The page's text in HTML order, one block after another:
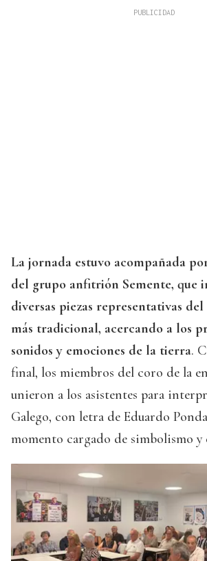
La jornada estuvo acompañada
del grupo anfitrión Semente, que
diversas piezas representativas
más tradicional, acercando a los
sonidos y emociones de la tierra.
final, los miembros del coro de la
unieron a los asistentes para
Galego, con letra de Eduardo
momento cargado de simbolismo y